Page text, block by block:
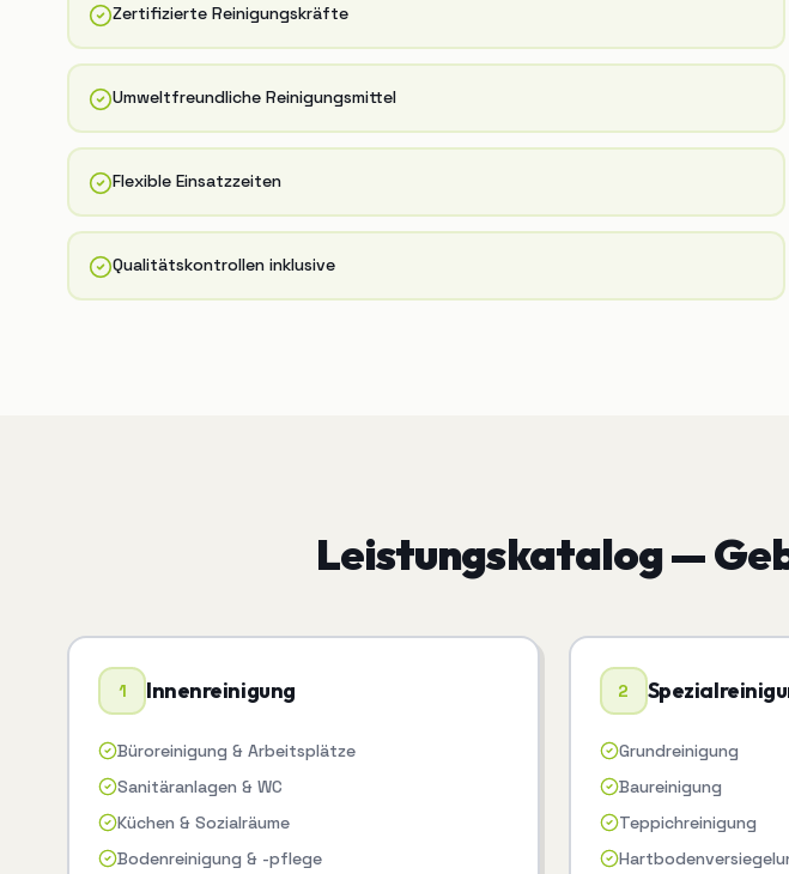
Zertifizierte Reinigungskräfte
Umweltfreundliche Reinigungsmittel
Flexible Einsatzzeiten
Qualitätskontrollen inklusive
Leistungskatalog —
1 Innenreinigung
Büroreinigung & Arbeitsplätze
Sanitäranlagen & WC
Küchen & Sozialräume
Bodenreinigung & -pflege
2
Grundreinigung
Baureinigung
Teppichreinigung